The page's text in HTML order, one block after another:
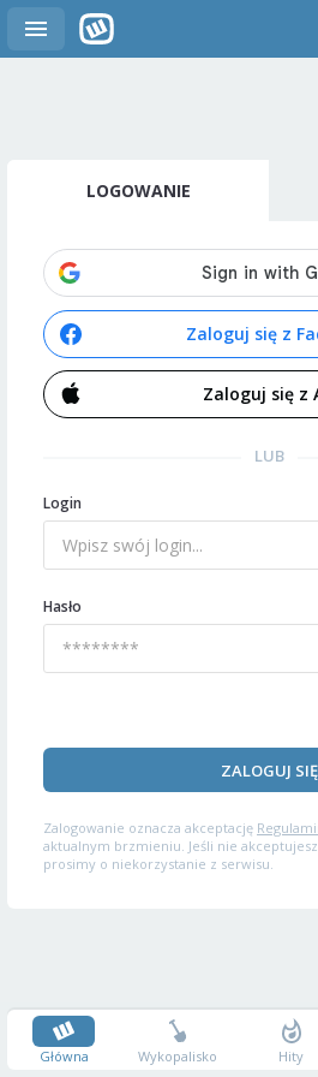
LOGOWANIE
Zaloguj się z
Zaloguj się z
LUB
Login
Hasło
ZALOGUJ SIĘ
Zalogowanie oznacza akceptację
aktualnym brzmieniu. Jeśli nie
prosimy o niekorzystanie z serwisu.
Główna Wykopalisko Hity